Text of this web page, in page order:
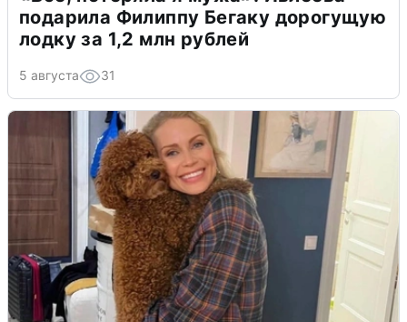
подарила Филиппу Бегаку дорогущую
лодку за 1,2 млн рублей
5 августа 31